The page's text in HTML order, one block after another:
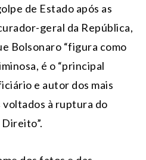
de Estado após as
geral da República,
Bolsonaro “figura como
é o “principal
e autor dos mais
à ruptura do